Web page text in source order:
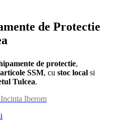
de Protectie
de protectie,
articole SSM, cu stoc local si
Tulcea.
Iberom